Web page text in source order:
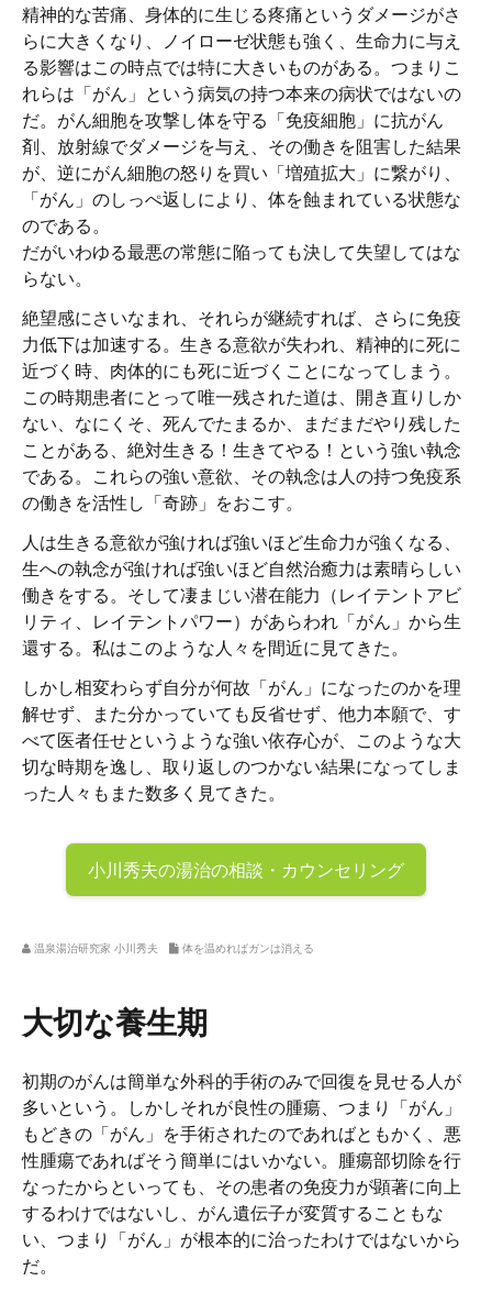
精神的な苦痛、身体的に生じる疼痛というダメージがさ
らに大きくなり、ノイローゼ状態も強く、生命力に与え
る影響はこの時点では特に大きいものがある。つまりこ
れらは「がん」という病気の持つ本来の病状ではないの
だ。がん細胞を攻撃し体を守る「免疫細胞」に抗がん
剤、放射線でダメージを与え、その働きを阻害した結果
が、逆にがん細胞の怒りを買い「増殖拡大」に繋がり、
「がん」のしっぺ返しにより、体を蝕まれている状態な
のである。
だがいわゆる最悪の常態に陥っても決して失望してはな
らない。
絶望感にさいなまれ、それらが継続すれば、さらに免疫
力低下は加速する。生きる意欲が失われ、精神的に死に
近づく時、肉体的にも死に近づくことになってしまう。
この時期患者にとって唯一残された道は、開き直りしか
ない、なにくそ、死んでたまるか、まだまだやり残した
ことがある、絶対生きる！生きてやる！という強い執念
である。これらの強い意欲、その執念は人の持つ免疫系
の働きを活性し「奇跡」をおこす。
人は生きる意欲が強ければ強いほど生命力が強くなる、
生への執念が強ければ強いほど自然治癒力は素晴らしい
働きをする。そして凄まじい潜在能力（レイテントアビ
リティ、レイテントパワー）があらわれ「がん」から生
還する。私はこのような人々を間近に見てきた。
しかし相変わらず自分が何故「がん」になったのかを理
解せず、また分かっていても反省せず、他力本願で、す
べて医者任せというような強い依存心が、このような大
切な時期を逸し、取り返しのつかない結果になってしま
った人々もまた数多く見てきた。
小川秀夫の湯治の相談・カウンセリング
温泉湯治研究家 小川秀夫 体を温めればガンは消える
大切な養生期
初期のがんは簡単な外科的手術のみで回復を見せる人が
多いという。しかしそれが良性の腫瘍、つまり「がん」
もどきの「がん」を手術されたのであればともかく、悪
性腫瘍であればそう簡単にはいかない。腫瘍部切除を行
なったからといっても、その患者の免疫力が顕著に向上
するわけではないし、がん遺伝子が変質することもな
い、つまり「がん」が根本的に治ったわけではないから
だ。